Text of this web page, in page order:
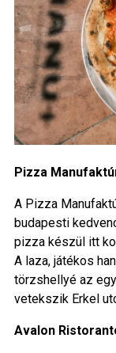
Pizza
A Pizza
budapesti
pizza készül itt
A laza, játékos
törzshellyé az
vetekszik Erkel
Avalon